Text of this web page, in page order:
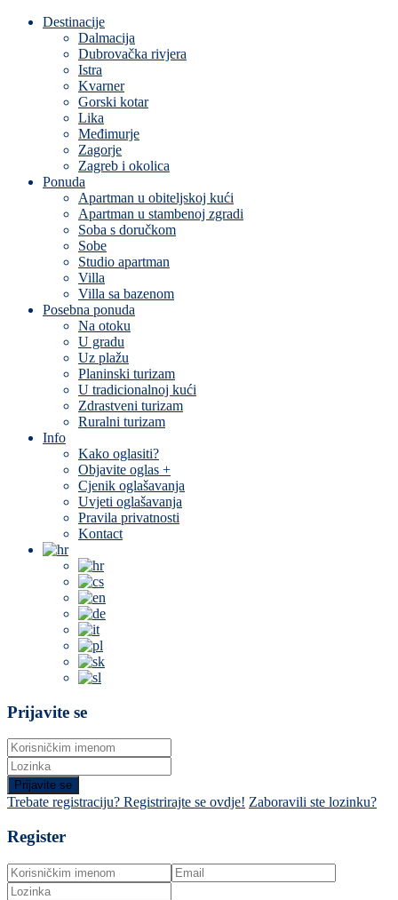
Destinacije
Dalmacija
Dubrovačka rivjera
Istra
Kvarner
Gorski kotar
Lika
Međimurje
Zagorje
Zagreb i okolica
Ponuda
Apartman u obiteljskoj kući
Apartman u stambenoj zgradi
Soba s doručkom
Sobe
Studio apartman
Villa
Villa sa bazenom
Posebna ponuda
Na otoku
U gradu
Uz plažu
Planinski turizam
U tradicionalnoj kući
Zdrastveni turizam
Ruralni turizam
Info
Kako oglasiti?
Objavite oglas +
Cjenik oglašavanja
Uvjeti oglašavanja
Pravila privatnosti
Kontact
Prijavite se
Prijavite se
Trebate registraciju? Registrirajte se ovdje! Zaboravili ste lozinku?
Register